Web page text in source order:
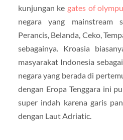
kunjungan ke gates of
negara yang mainstream
Perancis, Belanda, Ceko,
sebagainya. Kroasia
masyarakat Indonesia
negara yang berada di
dengan Eropa Tenggara ini
super indah karena garis
dengan Laut Adriatic.